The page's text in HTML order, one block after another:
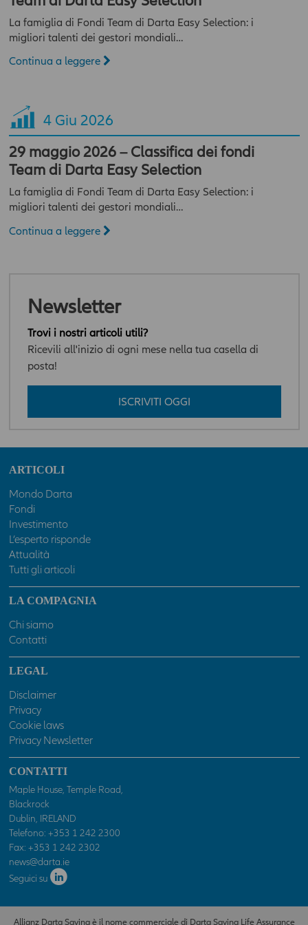
sezioni o pagine del presente sito. In caso contrario l'accesso al
presente sito sarà negato.
La famiglia di Fondi Team di Darta Easy Selection: i
migliori talenti dei gestori mondiali…
Continua a leggere
4 Giu 2026
29 maggio 2026 – Classifica dei fondi
Team di Darta Easy Selection
La famiglia di Fondi Team di Darta Easy Selection: i
migliori talenti dei gestori mondiali…
Continua a leggere
Newsletter
Trovi i nostri articoli utili?
Ricevili all'inizio di ogni mese nella tua casella di
posta!
ISCRIVITI OGGI
ARTICOLI
Mondo Darta
Fondi
Investimento
L’esperto risponde
Attualità
Tutti gli articoli
LA COMPAGNIA
Chi siamo
Contatti
LEGAL
Disclaimer
Privacy
Cookie laws
Privacy Newsletter
CONTATTI
Maple House, Temple Road,
Blackrock
Dublin, IRELAND
Telefono: +353 1 242 2300
Fax: +353 1 242 2302
news@darta.ie
Seguici su
Allianz Darta Saving è il nome commerciale di Darta Saving Life Assurance